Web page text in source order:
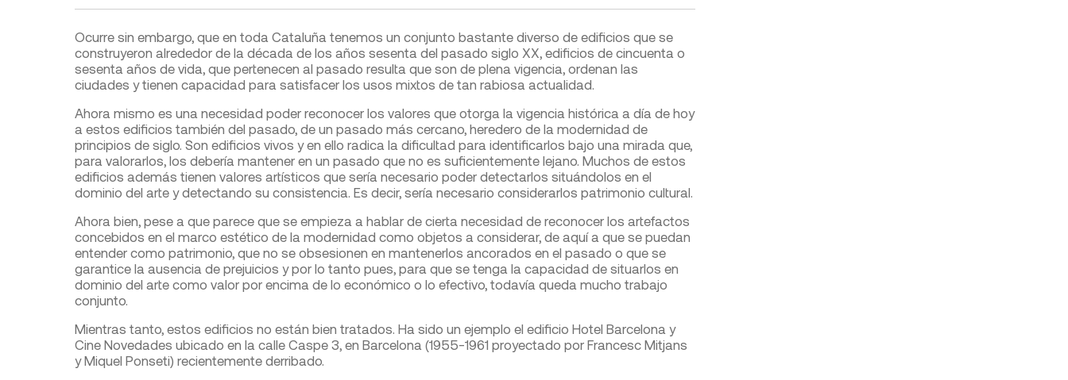
Ocurre sin embargo, que en toda Cataluña tenemos un conjunto bastante diverso de edificios que se
construyeron alrededor de la década de los años sesenta del pasado siglo XX, edificios de cincuenta o
sesenta años de vida, que pertenecen al pasado resulta que son de plena vigencia, ordenan las
ciudades y tienen capacidad para satisfacer los usos mixtos de tan rabiosa actualidad.
Ahora mismo es una necesidad poder reconocer los valores que otorga la vigencia histórica a día de hoy
a estos edificios también del pasado, de un pasado más cercano, heredero de la modernidad de
principios de siglo. Son edificios vivos y en ello radica la dificultad para identificarlos bajo una mirada que,
para valorarlos, los debería mantener en un pasado que no es suficientemente lejano. Muchos de estos
edificios además tienen valores artísticos que sería necesario poder detectarlos situándolos en el
dominio del arte y detectando su consistencia. Es decir, sería necesario considerarlos patrimonio cultural.
Ahora bien, pese a que parece que se empieza a hablar de cierta necesidad de reconocer los artefactos
concebidos en el marco estético de la modernidad como objetos a considerar, de aquí a que se puedan
entender como patrimonio, que no se obsesionen en mantenerlos ancorados en el pasado o que se
garantice la ausencia de prejuicios y por lo tanto pues, para que se tenga la capacidad de situarlos en
dominio del arte como valor por encima de lo económico o lo efectivo, todavía queda mucho trabajo
conjunto.
Mientras tanto, estos edificios no están bien tratados. Ha sido un ejemplo el edificio Hotel Barcelona y
Cine Novedades ubicado en la calle Caspe 3, en Barcelona (1955-1961 proyectado por Francesc Mitjans
y Miquel Ponseti) recientemente derribado.